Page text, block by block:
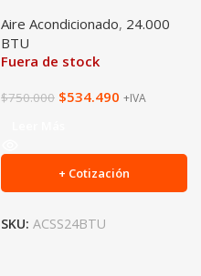
Aire Acondicionado, 24.000
BTU
Fuera de stock
$750.000 $534.490 +IVA
+ Cotización
SKU: ACSS24BTU